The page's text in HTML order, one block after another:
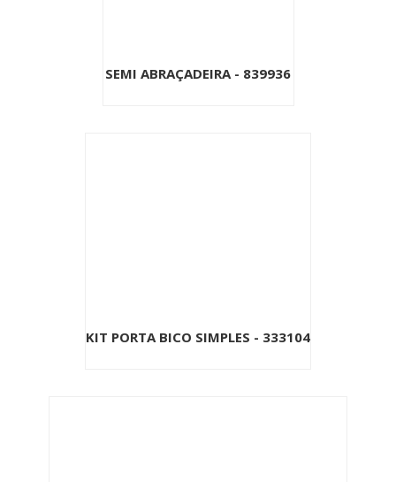
SEMI ABRAÇADEIRA - 839936
KIT PORTA BICO SIMPLES - 333104